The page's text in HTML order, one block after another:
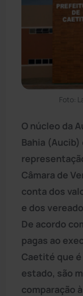
Foto:
O núcleo da
Bahia
Câmara de
conta dos
e dos
De acordo
pagas ao
Caetité que é
estado, são
comparação